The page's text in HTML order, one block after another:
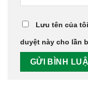
Lưu tên của
duyệt này cho lần